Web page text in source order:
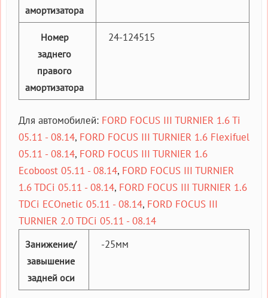
амортизатора
Номер
заднего
правого
амортизатора
24-124515
Для автомобилей: FORD FOCUS III TURNIER 1.6 Ti
05.11 - 08.14, FORD FOCUS III TURNIER 1.6 Flexifuel
05.11 - 08.14, FORD FOCUS III TURNIER 1.6
Ecoboost 05.11 - 08.14, FORD FOCUS III TURNIER
1.6 TDCi 05.11 - 08.14, FORD FOCUS III TURNIER 1.6
TDCi ECOnetic 05.11 - 08.14, FORD FOCUS III
TURNIER 2.0 TDCi 05.11 - 08.14
Занижение/
завышение
задней оси
-25мм